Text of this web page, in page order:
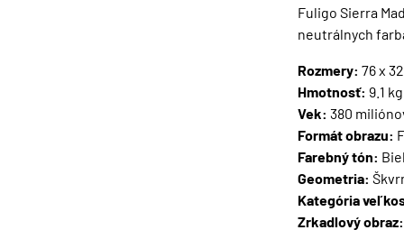
Fuligo Sierra
neutrálnych
Rozmery: 76 x
Hmotnosť: 9.1 kg
Vek: 380
Formát obrazu:
Farebný tón:
Geometria:
Kategória
Zrkadlový obraz: